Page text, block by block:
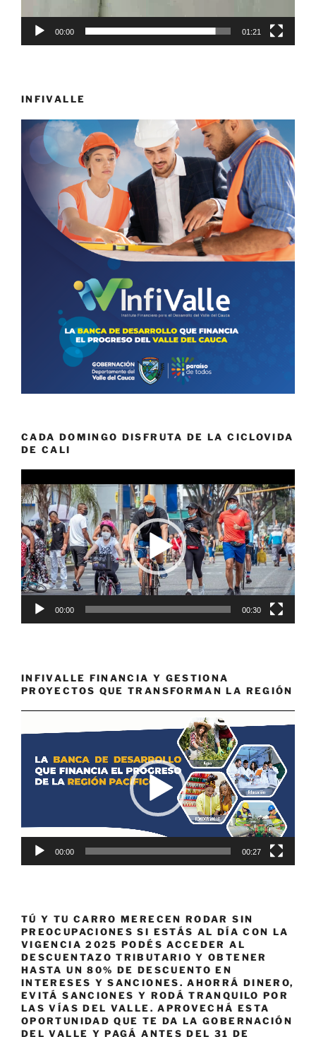
00:00 01:21
INFIVALLE
CADA DOMINGO DISFRUTA DE LA CICLOVIDA
DE CALI
de
vídeo
00:00 00:30
INFIVALLE FINANCIA Y GESTIONA
PROYECTOS QUE TRANSFORMAN LA REGIÓN
de
00:00 00:27
TÚ Y TU CARRO MERECEN RODAR SIN
PREOCUPACIONES SI ESTÁS AL DÍA CON LA
VIGENCIA 2025 PODÉS ACCEDER AL
DESCUENTAZO TRIBUTARIO Y OBTENER
HASTA UN 80% DE DESCUENTO EN
INTERESES Y SANCIONES. AHORRÁ DINERO,
EVITÁ SANCIONES Y RODÁ TRANQUILO POR
LAS VÍAS DEL VALLE. APROVECHÁ ESTA
OPORTUNIDAD QUE TE DA LA GOBERNACIÓN
DEL VALLE Y PAGÁ ANTES DEL 31 DE